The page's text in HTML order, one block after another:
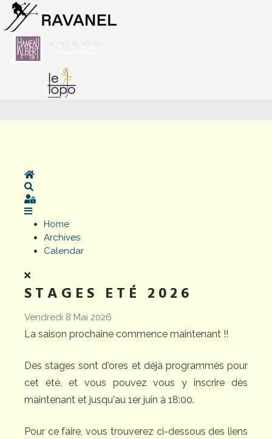
Home
Sign In
Home
Archives
Calendar
STAGES ETÉ 2026
Vendredi 8 Mai 2026
La saison prochaine commence maintenant !!
Des stages sont d'ores et déjà programmés pour
cet été, et vous pouvez vous y inscrire dès
maintenant et jusqu'au 1er juin à 18:00.
Pour ce faire, vous trouverez ci-dessous des liens